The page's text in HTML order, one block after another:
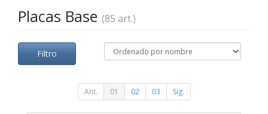
Placas Base (85 art.)
Filtro
Ant. 01 02 03 Sig.